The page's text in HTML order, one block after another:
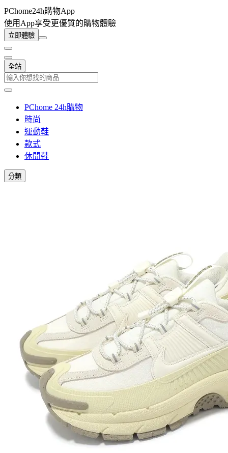
PChome24h購物App
使用App享受更優質的購物體驗
立即體驗
全站
PChome 24h購物
時尚
運動鞋
款式
休閒鞋
分類